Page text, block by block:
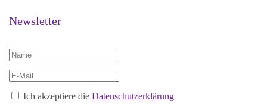
Newsletter
Ich akzeptiere die Datenschutzerklärung